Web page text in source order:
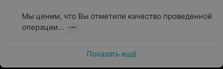
Мы ценим, что Вы отметили качество проведенной
операции...
Показать ещё